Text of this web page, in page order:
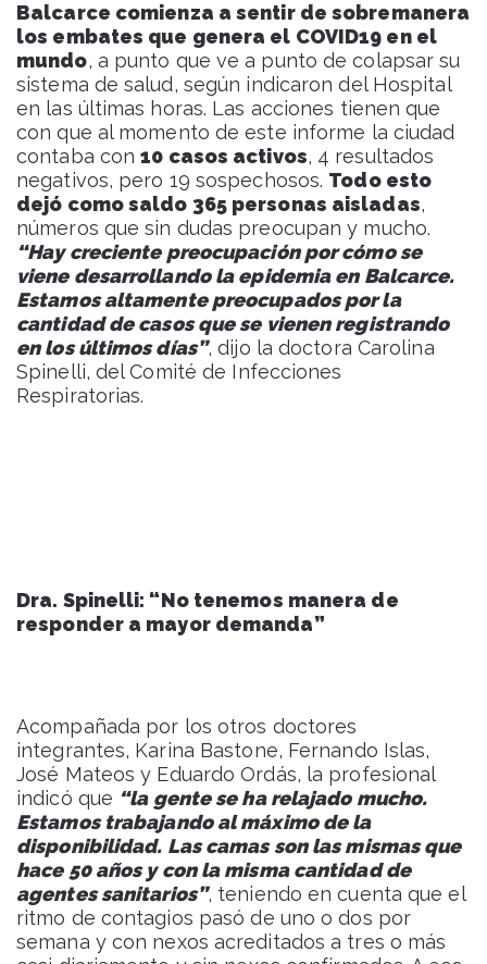
Balcarce comienza a sentir de sobremanera
los embates que genera el COVID19 en el
mundo, a punto que ve a punto de colapsar su
sistema de salud, según indicaron del Hospital
en las últimas horas. Las acciones tienen que
con que al momento de este informe la ciudad
contaba con10 casos activos, 4 resultados
negativos, pero 19 sospechosos. Todo esto
dejó como saldo 365 personas aisladas,
números que sin dudas preocupan y mucho.
“Hay creciente preocupación por cómo se
viene desarrollando la epidemia en Balcarce.
Estamos altamente preocupados por la
cantidad de casos que se vienen registrando
en los últimos días”, dijo la doctora Carolina
Spinelli, del Comité de Infecciones
Respiratorias.
Dra. Spinelli: “No tenemos manera de
responder a mayor demanda”
Acompañada por los otros doctores
integrantes, Karina Bastone, Fernando Islas,
José Mateos y Eduardo Ordás, la profesional
indicó que “la gente se ha relajado mucho.
Estamos trabajando al máximo de la
disponibilidad. Las camas son las mismas que
hace 50 años y con la misma cantidad de
agentes sanitarios”, teniendo en cuenta que el
ritmo de contagios pasó de uno o dos por
semana y con nexos acreditados a tres o más